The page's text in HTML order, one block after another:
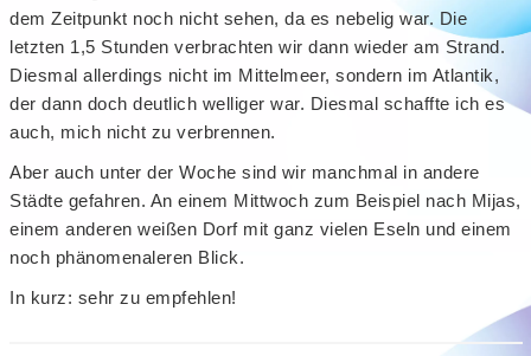
dem Zeitpunkt noch nicht sehen, da es nebelig war. Die
letzten 1,5 Stunden verbrachten wir dann wieder am Strand.
Diesmal allerdings nicht im Mittelmeer, sondern im Atlantik,
der dann doch deutlich welliger war. Diesmal schaffte ich es
auch, mich nicht zu verbrennen.
Aber auch unter der Woche sind wir manchmal in andere
Städte gefahren. An einem Mittwoch zum Beispiel nach Mijas,
einem anderen weißen Dorf mit ganz vielen Eseln und einem
noch phänomenaleren Blick.
In kurz: sehr zu empfehlen!